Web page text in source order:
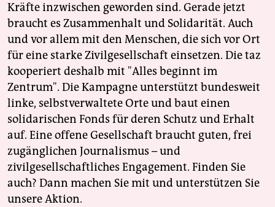
Kräfte inzwischen geworden sind. Gerade jetzt
braucht es Zusammenhalt und Solidarität. Auch
und vor allem mit den Menschen, die sich vor Ort
für eine starke Zivilgesellschaft einsetzen. Die taz
kooperiert deshalb mit "Alles beginnt im
Zentrum". Die Kampagne unterstützt bundesweit
linke, selbstverwaltete Orte und baut einen
solidarischen Fonds für deren Schutz und Erhalt
auf. Eine offene Gesellschaft braucht guten, frei
zugänglichen Journalismus – und
zivilgesellschaftliches Engagement. Finden Sie
auch? Dann machen Sie mit und unterstützen Sie
unsere Aktion.